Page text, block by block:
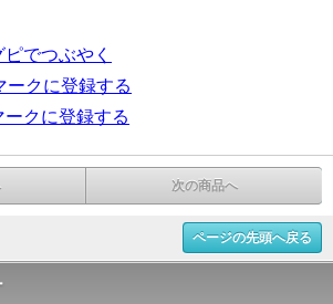
でつぶやく
ークに登録する
クに登録する
次の商品へ
ページの先頭へ戻る